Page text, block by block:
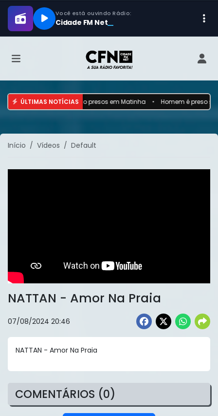
ÚLTIMAS NOTÍCIAS
de vulnerável são presos em Matinha • Homem é preso suspeito
Início Vídeos Default
NATTAN - Amor Na Praia
07/08/2024 20:46
NATTAN - Amor Na Praia
COMENTÁRIOS (0)